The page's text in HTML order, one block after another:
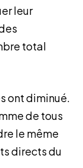
leur
total
ont diminué.
de tous
le même
directs du